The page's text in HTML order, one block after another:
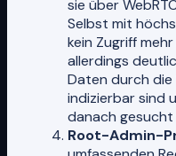
sie über
Selbst mit
kein Zugriff
allerdings
Daten durch
indizierbar sind
danach gesucht
Root-Admin-